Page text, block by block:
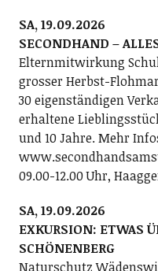
SA, 19.09.2026
SECONDHAND –
Elternmitwirkung
grosser Herbst-
30 eigenständigen
erhaltene
und 10 Jahre. Mehr
09.00-12.00 Uhr,
SA, 19.09.2026
EXKURSION: ETWAS
SCHÖNENBERG
Naturschutz